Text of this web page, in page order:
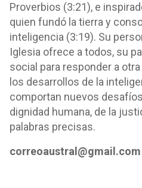
Proverbios (3:21), e
quien fundó la tierra y
inteligencia (3:19). Su
Iglesia ofrece a todos, su
social para responder a
los desarrollos de la
comportan nuevos
dignidad humana, de la
palabras precisas.
correoaustral@gmail.com